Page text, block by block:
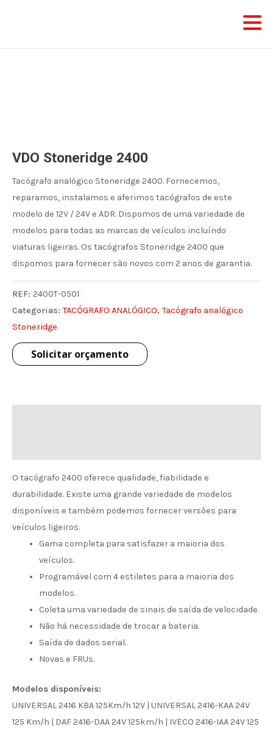
VDO Stoneridge 2400
Tacógrafo analógico Stoneridge 2400. Fornecemos,
reparamos, instalamos e aferimos tacógrafos de este
modelo de 12V / 24V e ADR. Dispomos de uma variedade de
modelos para todas as marcas de veículos incluíndo
viaturas ligeiras. Os tacógrafos Stoneridge 2400 que
dispomos para fornecer são novos com 2 anos de garantia.
REF: 2400T-0501
Categorias:TACÓGRAFO ANALÓGICO,Tacógrafo analógico
Stoneridge
Solicitar orçamento
O tacógrafo 2400 oferece qualidade, fiabilidade e
durabilidade. Existe uma grande variedade de modelos
disponíveis e também podemos fornecer versões para
veículos ligeiros.
Gama completa para satisfazer a maioria dos
veículos.
Programável com 4 estiletes para a maioria dos
modelos.
Coleta uma variedade de sinais de saída de velocidade.
Não há necessidade de trocar a bateria.
Saída de dados serial.
Novas e FRUs.
Modelos disponíveis:
UNIVERSAL 2416 KBA 125Km/h 12V | UNIVERSAL 2416-KAA 24V
125 Km/h | DAF 2416-DAA 24V 125km/h | IVECO 2416-IAA 24V 125